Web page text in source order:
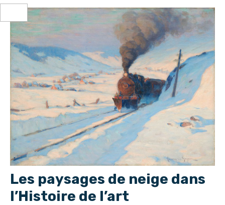
Les paysages de neige dans
l’Histoire de l’art